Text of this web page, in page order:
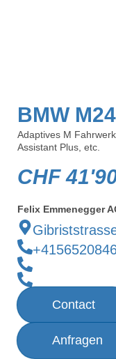
BMW
Adaptives M
Assistant Plus, etc.
CHF
Felix Emmenegger
Contact
Anfragen